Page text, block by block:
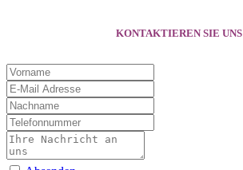
KONTAKTIEREN SIE UNS